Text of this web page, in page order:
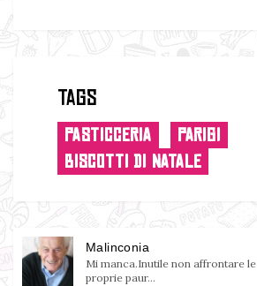
Tags
PASTICCERIA
PARIGI
BISCOTTI DI NATALE
Malinconia
Mi manca.Inutile non affrontare le
proprie paur...